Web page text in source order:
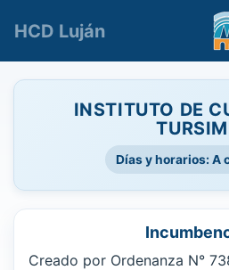
HCD Luján
INSTITUTO DE
Días y horarios: A
Creado por Ordenanza N°